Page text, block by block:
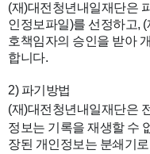
(재)대전청년내일재단은
인정보파일)를 선정하고, (
호책임자의 승인을 받아
합니다.
2) 파기방법
(재)대전청년내일재단은
정보는 기록을 재생할 수
장된 개인정보는 분쇄기